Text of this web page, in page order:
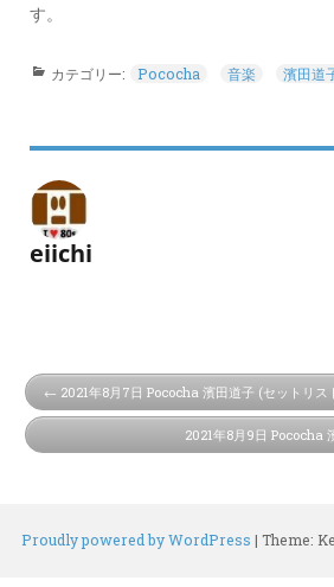
す。
カテゴリー: Pococha 音楽 濱田道
eiichi
2021年8月7日 Pococha 濱田道子 (セットリス
2021年8月9日 Pococha
Proudly powered by WordPress | Theme: